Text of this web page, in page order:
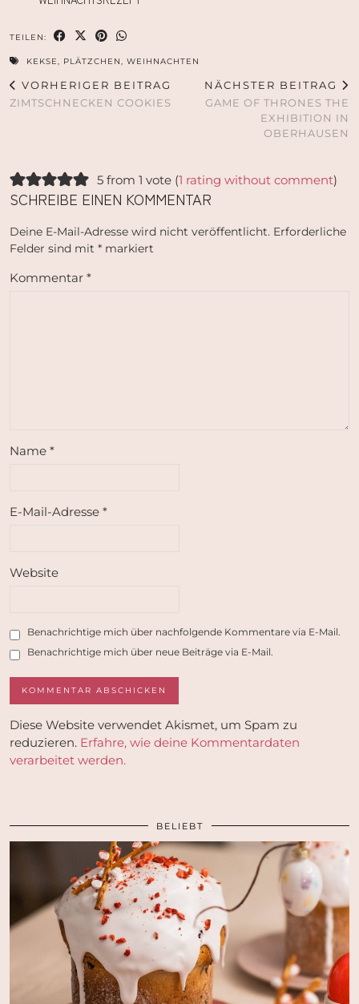
TEILEN:
KEKSE PLÄTZCHEN WEIHNACHTEN
VORHERIGER BEITRAG
ZIMTSCHNECKEN COOKIES
NÄCHSTER BEITRAG
GAME OF THRONES THE
EXHIBITION IN
OBERHAUSEN
5 from 1 vote (1 rating without comment)
SCHREIBE EINEN KOMMENTAR
Deine E-Mail-Adresse wird nicht veröffentlicht. Erforderliche
Felder sind mit * markiert
Kommentar *
Name *
E-Mail-Adresse *
Website
Benachrichtige mich über nachfolgende Kommentare via E-Mail.
Benachrichtige mich über neue Beiträge via E-Mail.
Diese Website verwendet Akismet, um Spam zu
reduzieren. Erfahre, wie deine Kommentardaten
verarbeitet werden.
BELIEBT